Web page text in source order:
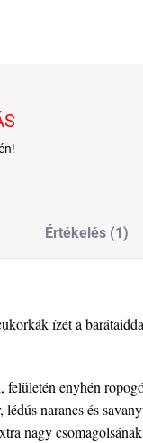
Értékelés (1)
ízét a
enyhén
lédús narancs és
nagy